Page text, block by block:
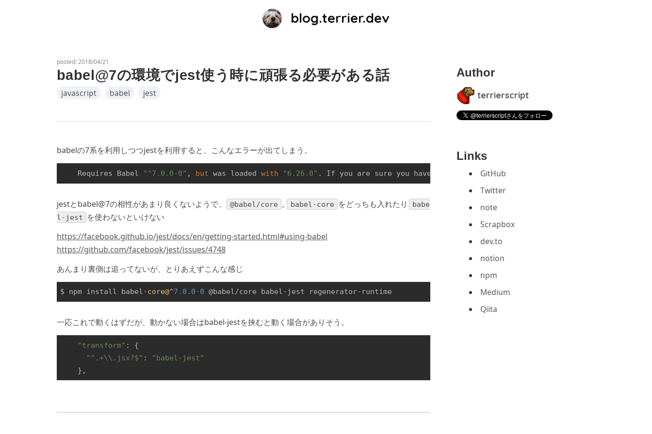
blog.terrier.dev
Author
terrierscript
Links
GitHub
Twitter
note
Scrapbox
dev.to
notion
npm
Medium
Qiita
posted:2018/04/21
babel@7の環境でjest使う時に頑張る必要がある話
javascript babel jest
babelの7系を利用しつつjestを利用すると、こんなエラーが出てしまう。
    Requires Babel
"^7.0.0-0" , but was loaded with "6.26.0" . If you are sure you have a compatible version
jestとbabel@7の相性があまり良くないようで、 @babel/core , babel-core をどっちも入れたり
babe
l-jest
を使わないといけない
https://facebook.github.io/jest/docs/en/getting-started.html#using-babel
https://github.com/facebook/jest/issues/4748
あんまり裏側は追ってないが、とりあえずこんな感じ
$ npm install babel-core@^7.0 .0-0 @babel/core babel-jest regenerator-runtime
一応これで動くはずだが、動かない場合はbabel-jestを挟むと動く場合がありそう。
"transform" : {
"^.+\\.jsx?$" : "babel-jest"
    },